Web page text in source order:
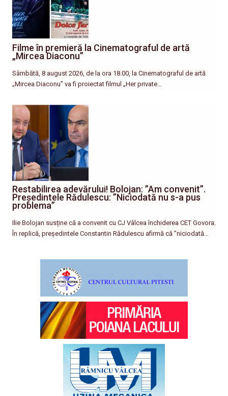
Filme în premieră la Cinematograful de artă
„Mircea Diaconu”
Sâmbătă, 8 august 2026, de la ora 18.00, la Cinematograful de artă
„Mircea Diaconu” va fi proiectat filmul „Her private…
Restabilirea adevărului! Bolojan: ”Am convenit”.
Președintele Rădulescu: ”Niciodată nu s-a pus
problema”
Ilie Bolojan susține că a convenit cu CJ Vâlcea închiderea CET Govora.
În replică, președintele Constantin Rădulescu afirmă că ”niciodată…